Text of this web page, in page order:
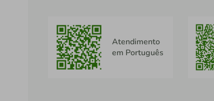
Atendimento
em Português